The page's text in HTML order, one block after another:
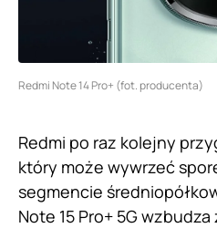
Redmi Note 14 Pro+ (fot. producenta)
Redmi po raz kolejny
który może wywrzeć
segmencie
Note 15 Pro+ 5G